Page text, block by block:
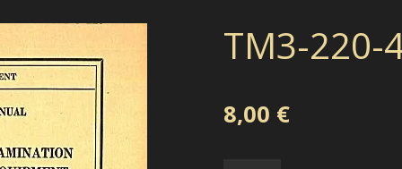
TM3-220-
8,00 €